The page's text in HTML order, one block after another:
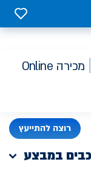
0
מכירה Online
רוצה להתייעץ
במבצע